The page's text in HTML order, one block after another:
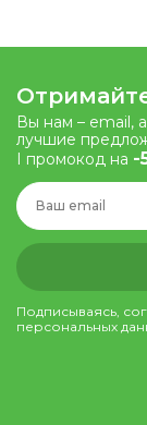
Вы нам – email,
лучшие
І промокод на -
Подписываясь,
персональных